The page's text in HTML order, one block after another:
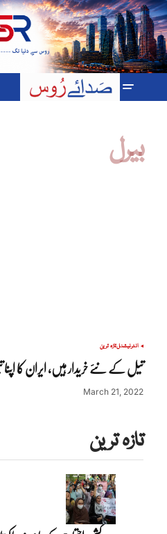
بیرل
انٹرنیشنلتازہ ترین
تیل کے نئے خریدار ہیں، ایران کا
March 21, 2022
تازہ ترین